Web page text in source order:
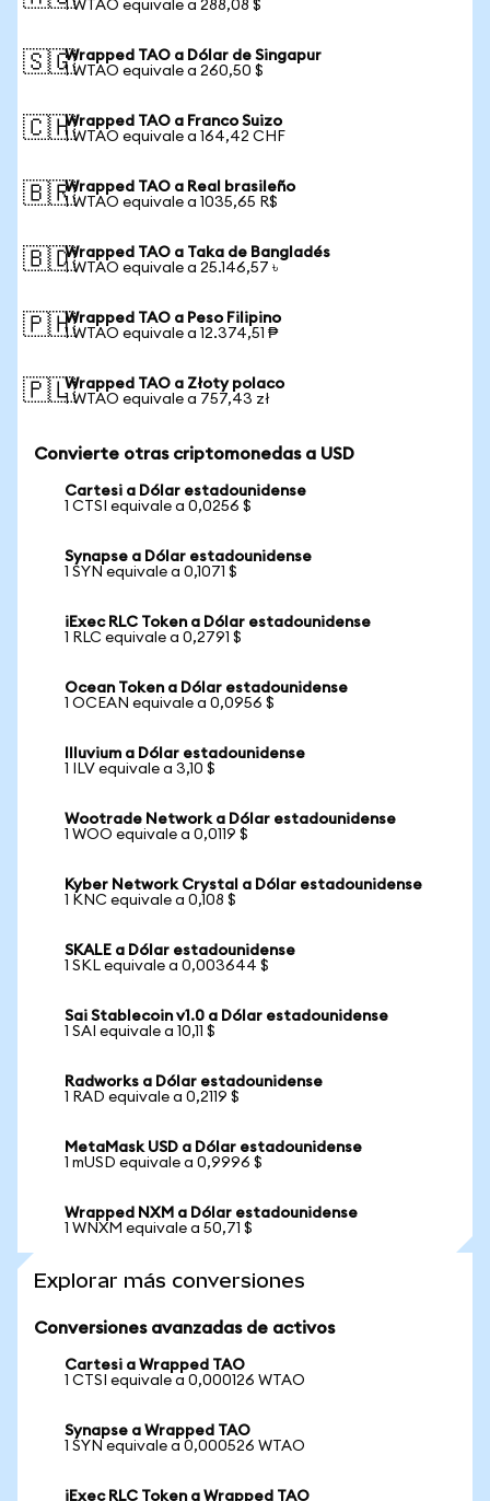
1 WTAO equivale a 288,08 $
🇸🇬Wrapped TAO a Dólar de Singapur
1 WTAO equivale a 260,50 $
🇨🇭Wrapped TAO a Franco Suizo
1 WTAO equivale a 164,42 CHF
🇧🇷Wrapped TAO a Real brasileño
1 WTAO equivale a 1035,65 R$
🇧🇩Wrapped TAO a Taka de Bangladés
1 WTAO equivale a 25.146,57 ৳
🇵🇭Wrapped TAO a Peso Filipino
1 WTAO equivale a 12.374,51 ₱
🇵🇱Wrapped TAO a Złoty polaco
1 WTAO equivale a 757,43 zł
Convierte otras criptomonedas a USD
Cartesi a Dólar estadounidense
1 CTSI equivale a 0,0256 $
Synapse a Dólar estadounidense
1 SYN equivale a 0,1071 $
iExec RLC Token a Dólar estadounidense
1 RLC equivale a 0,2791 $
Ocean Token a Dólar estadounidense
1 OCEAN equivale a 0,0956 $
Illuvium a Dólar estadounidense
1 ILV equivale a 3,10 $
Wootrade Network a Dólar estadounidense
1 WOO equivale a 0,0119 $
Kyber Network Crystal a Dólar estadounidense
1 KNC equivale a 0,108 $
SKALE a Dólar estadounidense
1 SKL equivale a 0,003644 $
Sai Stablecoin v1.0 a Dólar estadounidense
1 SAI equivale a 10,11 $
Radworks a Dólar estadounidense
1 RAD equivale a 0,2119 $
MetaMask USD a Dólar estadounidense
1 mUSD equivale a 0,9996 $
Wrapped NXM a Dólar estadounidense
1 WNXM equivale a 50,71 $
Explorar más conversiones
Conversiones avanzadas de activos
Cartesi a Wrapped TAO
1 CTSI equivale a 0,000126 WTAO
Synapse a Wrapped TAO
1 SYN equivale a 0,000526 WTAO
iExec RLC Token a Wrapped TAO